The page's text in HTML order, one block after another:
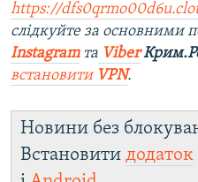
https://
слідкуйте за основними
Instagramта Viber
встановити VPN.
Новини без
Встановити додаток